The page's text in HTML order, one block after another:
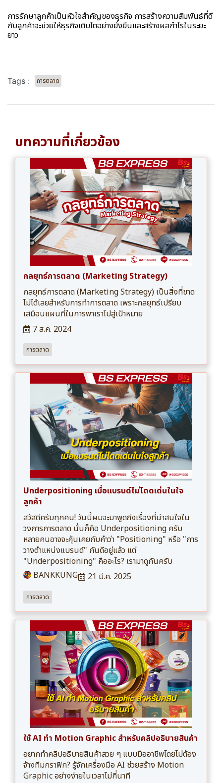
การรักษาลูกค้าเป็นหัวใจสำคัญของธุรกิจ การสร้างความสัมพันธ์ที่ดี
กับลูกค้าจะช่วยให้ธุรกิจเติบโตอย่างยั่งยืนและสร้างผลกำไรในระยะ
ยาว
Tags : การตลาด
บทความที่เกี่ยวข้อง
กลยุทธ์การตลาด (Marketing Strategy)
กลยุทธ์การตลาด (Marketing Strategy) เป็นสิ่งที่ขาด
ไม่ได้เลยสำหรับการทำการตลาด เพราะกลยุทธ์เปรียบ
เสมือนแผนที่ในการพาเราไปสู่เป้าหมาย
7 ส.ค. 2024
การตลาด
Underpositioning เมื่อแบรนด์ไม่โดดเด่นในใจ
ลูกค้า
สวัสดีครับทุกคน! วันนี้ผมจะมาพูดถึงเรื่องที่น่าสนใจใน
วงการการตลาด นั่นก็คือ Underpositioning ครับ
หลายคนอาจจะคุ้นเคยกับคำว่า "Positioning" หรือ "การ
วางตำแหน่งแบรนด์" กันดีอยู่แล้ว แต่
"Underpositioning" คืออะไร? เรามาดูกันครับ
BANKKUNG
21 มี.ค. 2025
การตลาด
ใช้ AI ทำ Motion Graphic สำหรับคลิปอธิบายสินค้า
อยากทำคลิปอธิบายสินค้าสวย ๆ แบบมืออาชีพโดยไม่ต้อง
จ้างทีมกราฟิก? รู้จักเครื่องมือ AI ช่วยสร้าง Motion
Graphic อย่างง่ายในเวลาไม่กี่นาที